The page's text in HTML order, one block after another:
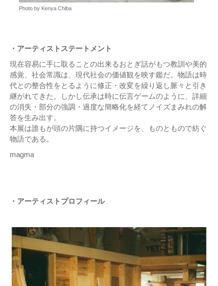
Photo by Kenya Chiba
・アーティストステートメント
現在容易に手に取ることの出来るおとぎ話がもつ教訓や美的
感覚、社会常識は、現代社会の価値観を映す鑑だ。物語は時
代との整合性をとるように修正・改変を繰り返し脈々と引き
継がれてきた。しかし伝承は時に伝言ゲームのように、詳細
の消失・部分の強調・過度な簡略化を経てノイズまみれの解
答を生み出す。
本展は誰もが頭の片隅に持つイメージを、ものともので紡ぐ
物語である。
magma
・アーティストプロフィール